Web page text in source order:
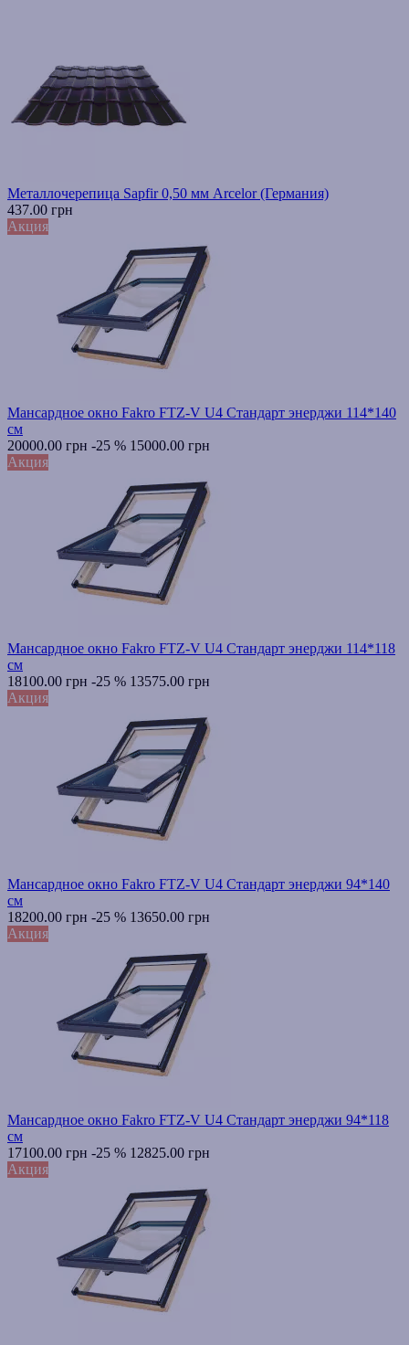
Металлочерепица Sapfir 0,50 мм Arcelor (Германия)
437.00 грн
Акция
Мансардное окно Fakro FTZ-V U4 Стандарт энерджи 114*140
см
20000.00 грн -25 % 15000.00 грн
Акция
Мансардное окно Fakro FTZ-V U4 Стандарт энерджи 114*118
см
18100.00 грн -25 % 13575.00 грн
Акция
Мансардное окно Fakro FTZ-V U4 Стандарт энерджи 94*140
см
18200.00 грн -25 % 13650.00 грн
Акция
Мансардное окно Fakro FTZ-V U4 Стандарт энерджи 94*118
см
17100.00 грн -25 % 12825.00 грн
Акция